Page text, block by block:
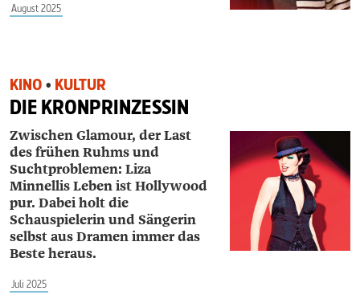
August 2025
KINO • KULTUR
DIE KRONPRINZESSIN
Zwischen Glamour, der Last
des frühen Ruhms und
Suchtproblemen: Liza
Minnellis Leben ist Hollywood
pur. Dabei holt die
Schauspielerin und Sängerin
selbst aus Dramen immer das
Beste heraus.
Juli 2025